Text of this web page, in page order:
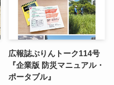
広報誌ぷりんトーク114号
『企業版 防災マニュアル・
ポータブル』